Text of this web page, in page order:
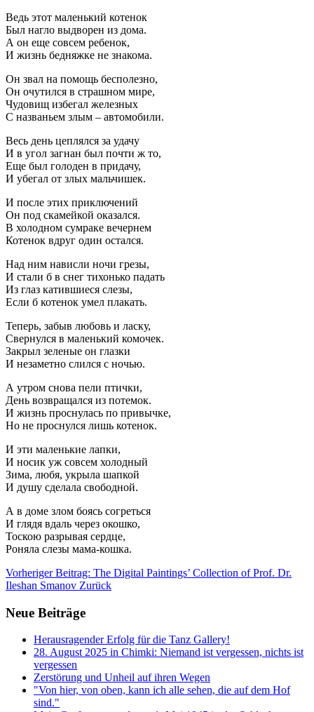
Ведь этот маленький котенок
Был нагло выдворен из дома.
А он еще совсем ребенок,
И жизнь бедняжке не знакома.
Он звал на помощь бесполезно,
Он очутился в страшном мире,
Чудовищ избегал железных
С названьем злым – автомобили.
Весь день цеплялся за удачу
И в угол загнан был почти ж то,
Еще был голоден в придачу,
И убегал от злых мальчишек.
И после этих приключений
Он под скамейкой оказался.
В холодном сумраке вечернем
Котенок вдруг один остался.
Над ним нависли ночи грезы,
И стали б в снег тихонько падать
Из глаз катившиеся слезы,
Если б котенок умел плакать.
Теперь, забыв любовь и ласку,
Свернулся в маленький комочек.
Закрыл зеленые он глазки
И незаметно слился с ночью.
А утром снова пели птички,
День возвращался из потемок.
И жизнь проснулась по привычке,
Но не проснулся лишь котенок.
И эти маленькие лапки,
И носик уж совсем холодный
Зима, любя, укрыла шапкой
И душу сделала свободной.
А в доме злом боясь согреться
И глядя вдаль через окошко,
Тоскою разрывая сердце,
Роняла слезы мама-кошка.
Vorheriger Beitrag: The Digital Paintings’ Collection of Prof. Dr.
Ileshan Smanov Zurück
Neue Beiträge
Herausragender Erfolg für die Tanz Gallery!
28. August 2025 in Chimki: Niemand ist vergessen, nichts ist
vergessen
Zerstörung und Unheil auf ihren Wegen
"Von hier, von oben, kann ich alle sehen, die auf dem Hof
sind."